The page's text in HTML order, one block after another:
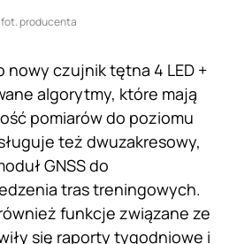
fot. producenta
nowy czujnik tętna 4 LED +
algorytmy, które mają
pomiarów do poziomu
też dwuzakresowy,
GNSS do
tras treningowych.
funkcje związane ze
się raporty tygodniowe i